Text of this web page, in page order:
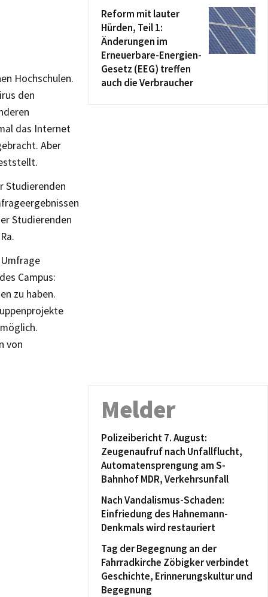
Hochschulen.
den
das Internet
Aber
Studierenden
Studierenden
Campus:
zu haben.
von
Reform mit lauter
Hürden, Teil 1:
Änderungen im
Erneuerbare-Energien-
Gesetz (EEG) treffen
auch die Verbraucher
Melder
Polizeibericht 7. August:
Zeugenaufruf nach Unfallflucht,
Automatensprengung am S-
Bahnhof MDR, Verkehrsunfall
Nach Vandalismus-Schaden:
Einfriedung des Hahnemann-
Denkmals wird restauriert
Tag der Begegnung an der
Fahrradkirche Zöbigker verbindet
Geschichte, Erinnerungskultur und
Begegnung